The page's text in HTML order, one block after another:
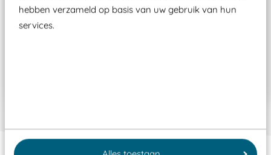
hebben verzameld op basis van uw gebruik van hun
services.